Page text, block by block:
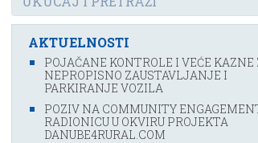
AKTUELNOSTI
POJAČANE KONTROLE I VEĆE KAZNE
NEPROPISNO ZAUSTAVLJANJE I
PARKIRANJE VOZILA
POZIV NA COMMUNITY
RADIONICU U OKVIRU PROJEKTA
DANUBE4RURAL.COM